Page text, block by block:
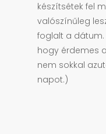
készítsétek fel
valószínűleg
foglalt a dátum.
hogy érdemes
nem sokkal
napot.)